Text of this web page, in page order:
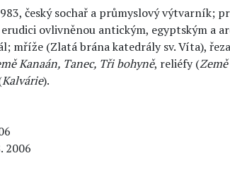
český sochař a průmyslový výtvarník;
erudici ovlivněnou antickým, egyptským a
mříže (Zlatá brána katedrály sv. Víta),
Kanaán, Tanec, Tři bohyně, reliéfy (
Kalvárie).
2006